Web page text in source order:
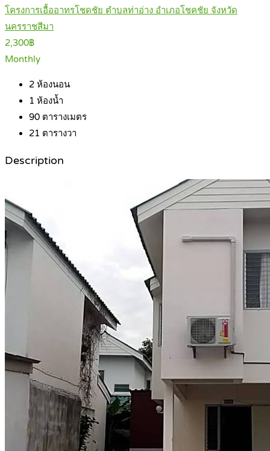
โครงการเอื้ออาทรโชดชัย ตำบลท่าอ่าง อำเภอโชคชัย จังหวัด
นครราชสีมา
2,300฿
Monthly
2 ห้องนอน
1 ห้องน้ำ
90 ตารางเมตร
21 ตารางวา
Description